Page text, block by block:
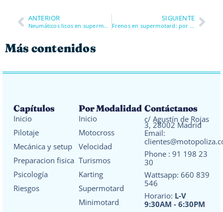
ANTERIOR
Neumáticos lisos en supermotard: compuestos, presiones y errores que te tiran al suelo
SIGUIENTE
Frenos en supermotard: por qué más potencia no siempre significa frenar mejor en karting
Más contenidos
Capítulos
Inicio
Pilotaje
Mecánica y setup
Preparacion fisica
Psicología
Riesgos
Por Modalidad
Inicio
Motocross
Velocidad
Turismos
Karting
Supermotard
Minimotard
Contáctanos
c/ Agustín de Rojas
3, 28002 Madrid
Email:
Phone : 91 198 23
30
Wattsapp: 660 839
546
Horario: L-V
9:30AM - 6:30PM